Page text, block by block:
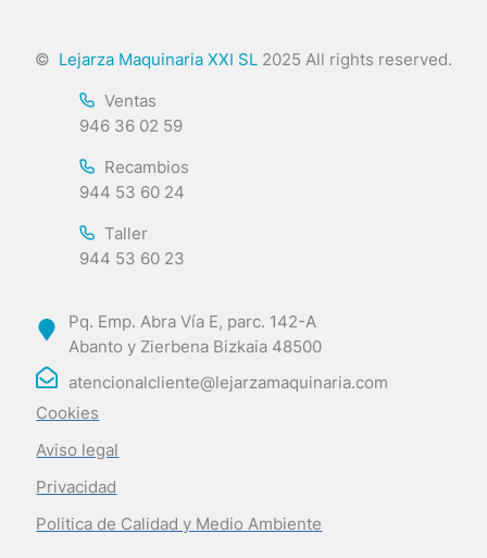
© Lejarza Maquinaria XXI SL 2025 All rights reserved.
Ventas
946 36 02 59
Recambios
944 53 60 24
Taller
944 53 60 23
Pq. Emp. Abra Vía E, parc. 142-A
Abanto y Zierbena Bizkaia 48500
atencionalcliente@lejarzamaquinaria.com
Cookies
Aviso legal
Privacidad
Politica de Calidad y Medio Ambiente